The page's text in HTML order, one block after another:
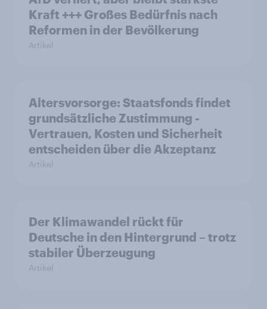
Kraft +++ Großes Bedürfnis nach
Reformen in der Bevölkerung
Artikel
Altersvorsorge: Staatsfonds findet
grundsätzliche Zustimmung -
Vertrauen, Kosten und Sicherheit
entscheiden über die Akzeptanz
Artikel
Der Klimawandel rückt für
Deutsche in den Hintergrund – trotz
stabiler Überzeugung
Artikel